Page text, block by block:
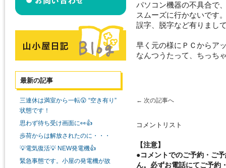
パソコン機器の不具合で
スムーズに行かないです
誤字、脱字など有りまし
早く元の様にＰＣからア
なんつうたって、ちっち
← 次の記事へ
コメントリスト
【注意】
●コメントでのご予約・ご
ん。必ずお電話にてご予約
最新の記事
三連休は満室から一転😲 “空き有り”
状態です！
思わず待ち受け画面に👀👍
歩荷からは解放されたのに・・・
💡電気復活💡 NEW発電機👍
緊急事態です。小屋の発電機が故